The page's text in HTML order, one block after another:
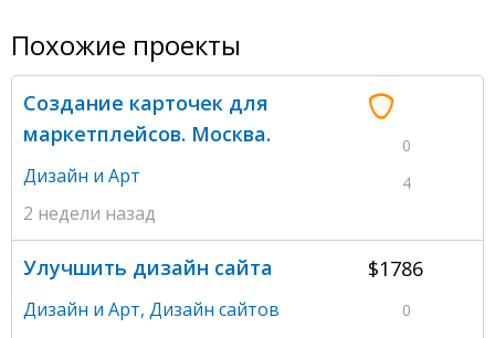
Похожие проекты
0
4
Создание карточек для
маркетплейсов. Москва.
Дизайн и Арт
2 недели назад
$1786
0
Улучшить дизайн сайта
Дизайн и Арт, Дизайн сайтов